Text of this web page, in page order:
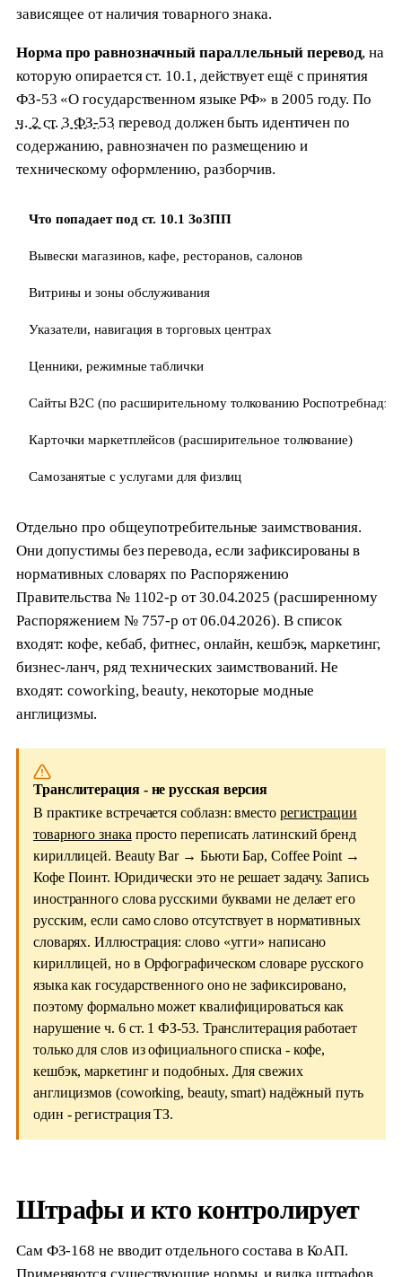
зависящее от наличия товарного знака.
Норма про равнозначный параллельный перевод, на
которую опирается ст. 10.1, действует ещё с принятия
ФЗ-53 «О государственном языке РФ» в 2005 году. По
ч. 2 ст. 3 ФЗ-53 перевод должен быть идентичен по
содержанию, равнозначен по размещению и
техническому оформлению, разборчив.
Что попадает под ст. 10.1 ЗоЗПП
Вывески магазинов, кафе, ресторанов, салонов
Витрины и зоны обслуживания
Указатели, навигация в торговых центрах
Ценники, режимные таблички
Сайты B2C (по расширительному толкованию
Карточки маркетплейсов (расширительное толкование)
Самозанятые с услугами для физлиц
Отдельно про общеупотребительные заимствования.
Они допустимы без перевода, если зафиксированы в
нормативных словарях по Распоряжению
Правительства № 1102-р от 30.04.2025 (расширенному
Распоряжением № 757-р от 06.04.2026). В список
входят: кофе, кебаб, фитнес, онлайн, кешбэк, маркетинг,
бизнес-ланч, ряд технических заимствований. Не
входят: coworking, beauty, некоторые модные
англицизмы.
Транслитерация - не русская версия
В практике встречается соблазн: вместо регистрации
товарного знака просто переписать латинский бренд
кириллицей. Beauty Bar → Бьюти Бар, Coffee Point →
Кофе Поинт. Юридически это не решает задачу. Запись
иностранного слова русскими буквами не делает его
русским, если само слово отсутствует в нормативных
словарях. Иллюстрация: слово «угги» написано
кириллицей, но в Орфографическом словаре русского
языка как государственного оно не зафиксировано,
поэтому формально может квалифицироваться как
нарушение ч. 6 ст. 1 ФЗ-53. Транслитерация работает
только для слов из официального списка - кофе,
кешбэк, маркетинг и подобных. Для свежих
англицизмов (coworking, beauty, smart) надёжный путь
один - регистрация ТЗ.
Штрафы и кто контролирует
Сам ФЗ-168 не вводит отдельного состава в КоАП.